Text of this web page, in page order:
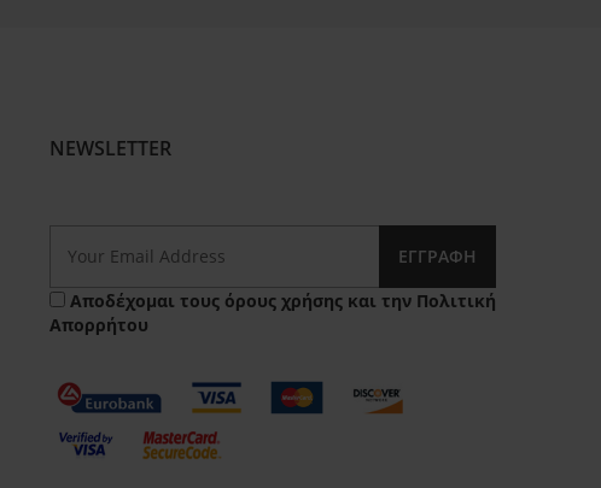
NEWSLETTER
ΕΓΓΡΑΦΉ
Αποδέχομαι τους όρους χρήσης και την Πολιτική
Απορρήτου